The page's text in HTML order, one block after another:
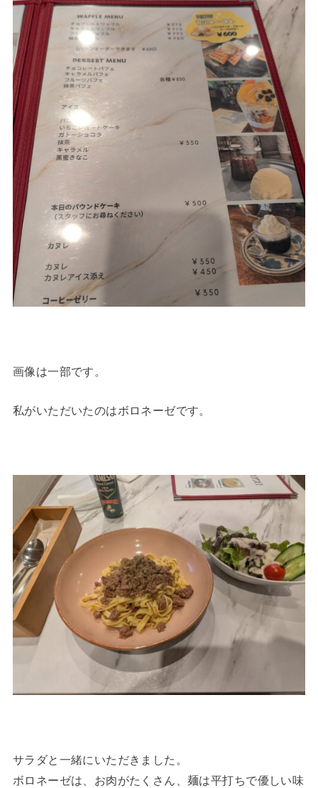
画像は一部です。
私がいただいたのはボロネーゼです。
サラダと一緒にいただきました。
ボロネーゼは、お肉がたくさん、麺は平打ちで優しい味